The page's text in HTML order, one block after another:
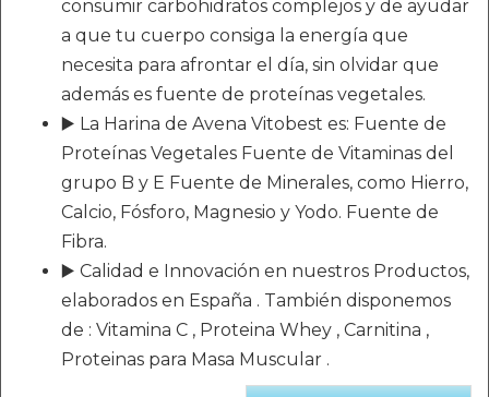
consumir carbohidratos complejos y de ayudar
a que tu cuerpo consiga la energía que
necesita para afrontar el día, sin olvidar que
además es fuente de proteínas vegetales.
▶️ La Harina de Avena Vitobest es: Fuente de
Proteínas Vegetales Fuente de Vitaminas del
grupo B y E Fuente de Minerales, como Hierro,
Calcio, Fósforo, Magnesio y Yodo. Fuente de
Fibra.
▶️ Calidad e Innovación en nuestros Productos,
elaborados en España . También disponemos
de : Vitamina C , Proteina Whey , Carnitina ,
Proteinas para Masa Muscular .